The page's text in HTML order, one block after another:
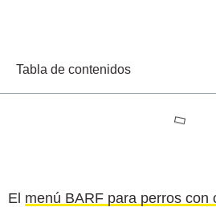
Tabla de contenidos
El menú BARF para perros con